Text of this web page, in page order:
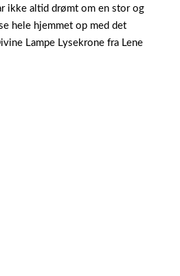
ikke altid drømt om en stor og
hele hjemmet op med det
Lampe Lysekrone fra Lene